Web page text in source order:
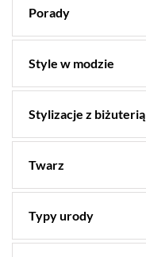
Porady
Style w modzie
Stylizacje z biżuterią
Twarz
Typy urody